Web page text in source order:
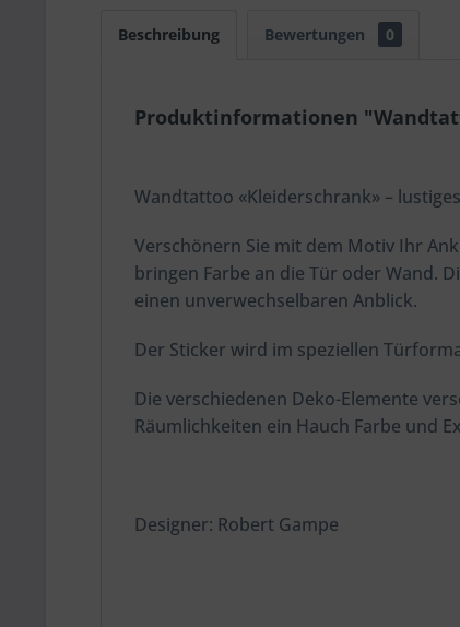
Beschreibung Bewertungen 0
Produktinformationen
Wandtattoo «Kleiderschrank» –
Verschönern Sie mit dem Motiv Ihr
bringen Farbe an die Tür oder Wand.
einen unverwechselbaren Anblick.
Der Sticker wird im speziellen
Die verschiedenen Deko-Elemente
Räumlichkeiten ein Hauch Farbe und
Designer: Robert Gampe